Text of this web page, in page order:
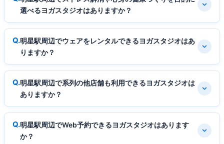
選べるヨガスタジオはありますか？
明星駅周辺でウェアをレンタルできるヨガスタジオはあ
りますか？
明星駅周辺で系列の他店舗も利用できるヨガスタジオは
ありますか？
明星駅周辺でWeb予約できるヨガスタジオはあります
か？